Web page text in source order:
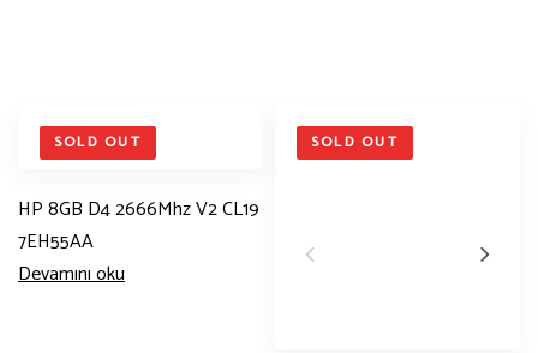
SOLD OUT
HP 8GB D4 2666Mhz V2 CL19
7EH55AA
Devamını oku
SOLD OUT